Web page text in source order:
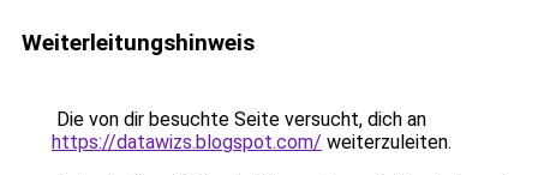
Weiterleitungshinweis
Die von dir besuchte Seite versucht, dich an
https://datawizs.blogspot.com/ weiterzuleiten.